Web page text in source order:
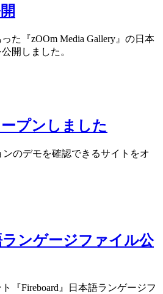
た『zOOm Media Gallery』の日本
開しました。
プンしました
ンのデモを確認できるサイトをオ
ンゲージファイル公
『Fireboard』日本語ランゲージフ